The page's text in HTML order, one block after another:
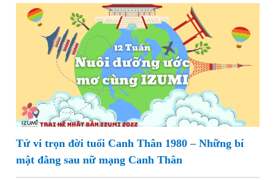
Tử vi trọn đời tuổi Canh Thân 1980 – Những bí
mật đằng sau nữ mạng Canh Thân